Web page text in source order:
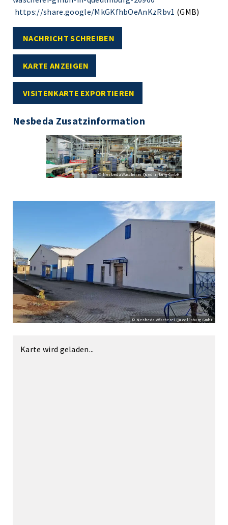
https://share.google/MkGKfhbOeAnKzRbv1 (GMB)
NACHRICHT SCHREIBEN
KARTE ANZEIGEN
VISITENKARTE EXPORTIEREN
Nesbeda Zusatzinformation
© Nesbeda Wäscherei Quedlinburg GmbH
© Nesbeda Wäscherei Quedlinburg GmbH
Karte wird geladen...